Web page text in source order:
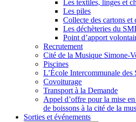
Les textiles, linges et
Les piles
Collecte des cartons et
Les déchèteries du
Point d’apport
Recrutement
Cité de la Musique Simone-
Piscines
L’École Intercommunale des
Covoiturage
Transport à la Demande
Appel d’offre pour la mise
de boissons à la cité de la
Sorties et événements